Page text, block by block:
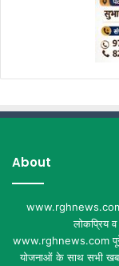
About
www.rghnews.com
लोकप्रिय व
www.rghnews.com पूरे
योजनाओं के साथ सभी